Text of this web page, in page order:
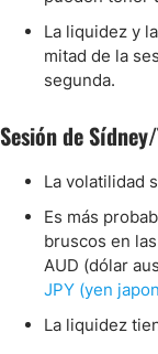
La liquidez y
mitad de la
segunda.
Sesión de
La volatilidad
Es más
bruscos en
AUD (dólar
JPY (yen
La liquidez